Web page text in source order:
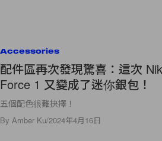
Accessories
配件區再次發現驚喜：這次
Force 1 又變成了迷你銀包！
五個配色很難抉擇！
By Amber Ku/2024年4月16日